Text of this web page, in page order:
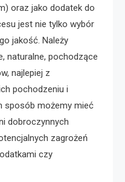
oraz jako dodatek do
jest nie tylko wybór
jakość. Należy
naturalne, pochodzące
najlepiej z
pochodzeniu i
sposób możemy mieć
dobroczynnych
zagrożeń
czy